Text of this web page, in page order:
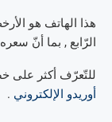
هذا الهاتف هو
الرّابع , بما أنّ سعره لا
للتّعرّف أكثر على
أوريدو الإلكتروني .